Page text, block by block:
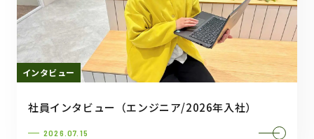
インタビュー
社員インタビュー（エンジニア/2026年入社）
2026.07.15